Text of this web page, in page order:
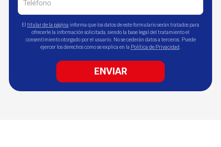
El titular de la página informa que los datos de este formulario serán tratados para
ofrecerle la información solicitada, siendo la base legal del tratamiento el
consentimiento otorgado por el usuario. No se cederán datos a terceros. Puede
ejercer los derechos como se explica en la Política de Privacidad